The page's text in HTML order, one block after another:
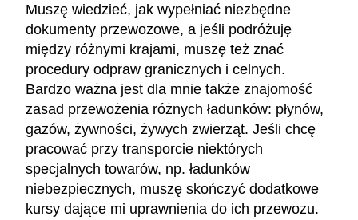
Muszę wiedzieć, jak wypełniać niezbędne
dokumenty przewozowe, a jeśli podróżuję
między różnymi krajami, muszę też znać
procedury odpraw granicznych i celnych.
Bardzo ważna jest dla mnie także znajomość
zasad przewożenia różnych ładunków: płynów,
gazów, żywności, żywych zwierząt. Jeśli chcę
pracować przy transporcie niektórych
specjalnych towarów, np. ładunków
niebezpiecznych, muszę skończyć dodatkowe
kursy dające mi uprawnienia do ich przewozu.